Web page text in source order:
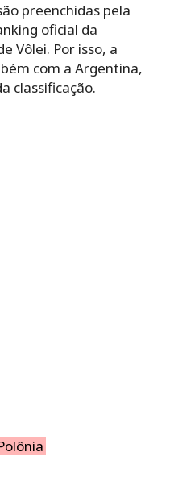
preenchidas pela
oficial da
Vôlei. Por isso, a
com a Argentina,
classificação.